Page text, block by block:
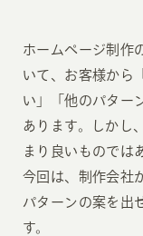
ホームページ制作
いて、お客様から
い」「他のパター
あります。しかし
まり良いものでは
今回は、制作会社
パターンの案を出
す。